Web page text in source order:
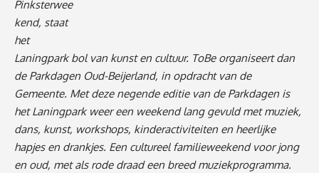
Pinksterwee
kend, staat
het
Laningpark bol van kunst en cultuur. ToBe organiseert dan
de Parkdagen Oud-Beijerland, in opdracht van de
Gemeente. Met deze negende editie van de Parkdagen is
het Laningpark weer een weekend lang gevuld met muziek,
dans, kunst, workshops, kinderactiviteiten en heerlijke
hapjes en drankjes. Een cultureel familieweekend voor jong
en oud, met als rode draad een breed muziekprogramma.